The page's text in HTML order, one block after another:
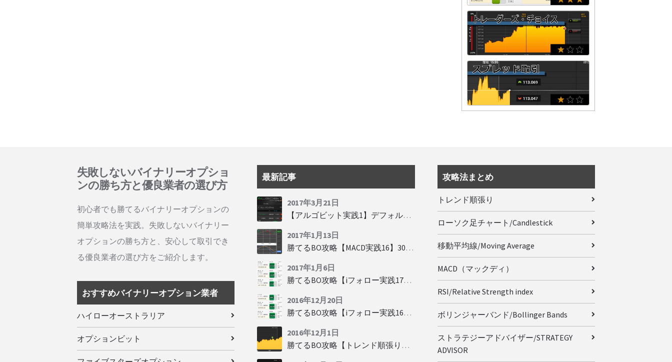
失敗しないバイナリーオプショ
ンの勝ち方と優良業者の選び方
初心者でも勝てるバイナリーオプションの
簡単攻略法を実践。失敗しないバイナリー
オプションの勝ち方と、安心して取引でき
る優良業者の選び方をご紹介します。
おすすめバイナリーオプション業者
ハイローオーストラリア
オプションビット
最新記事
2017年3月21日
【アルゴビット実践1】デフォルト設定で30秒取引
2017年1月13日
勝てるBO攻略【MACD実践16】30秒取引で勝つには
2017年1月6日
勝てるBO攻略【iフォロー実践17】フォロワーの少ない人をフォローする
2016年12月20日
勝てるBO攻略【iフォロー実践16】勝てるトレーダーを見抜く
2016年12月1日
勝てるBO攻略【トレンド順張り実践35】下落からの反発を見極める
攻略法まとめ
トレンド順張り
ローソク足チャート/Candlestick
移動平均線/Moving Average
MACD（マックディ）
RSI/Relative Strength index
ボリンジャーバンド/Bollinger Bands
ストラテジーアドバイザー/STRATEGY
ADVISOR